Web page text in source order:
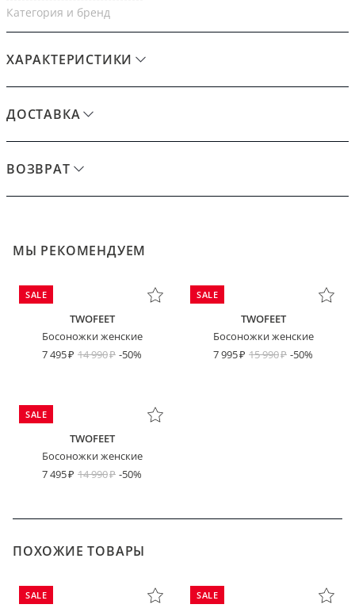
Категория и бренд
ХАРАКТЕРИСТИКИ
ДОСТАВКА
ВОЗВРАТ
МЫ РЕКОМЕНДУЕМ
SALE
TWOFEET
Босоножки женские
7 495
14 990 -50%
SALE
TWOFEET
Босоножки женские
7 995
15 990 -50%
SALE
TWOFEET
Босоножки женские
7 495
14 990 -50%
ПОХОЖИЕ ТОВАРЫ
SALE SALE